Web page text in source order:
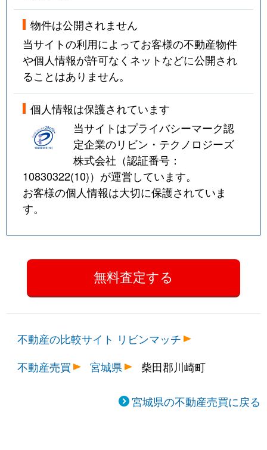
物件は公開されません
当サイトの利用によってお客様の不動産物件
や個人情報が許可なくネットなどに公開され
ることはありません。
個人情報は保護されています
当サイトはプライバシーマーク認
定企業のリビン・テクノロジーズ
株式会社（認証番号：
10830322(10)）が運営しています。
お客様の個人情報は大切に保護されていま
す。
不動産の比較サイト リビンマッチ
不動産売買
宮城県 柴田郡川崎町
宮城県の不動産売買に戻る